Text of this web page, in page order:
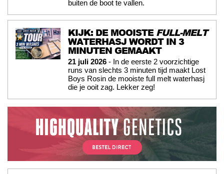
buiten de boot te vallen.
KIJK: DE MOOISTEFULL-MELT
WATERHASJ WORDT IN 3
MINUTEN GEMAAKT
21 juli 2026 - In de eerste 2 voorzichtige
runs van slechts 3 minuten tijd maakt Lost
Boys Rosin de mooiste full melt waterhasj
die je ooit zag. Lekker zeg!